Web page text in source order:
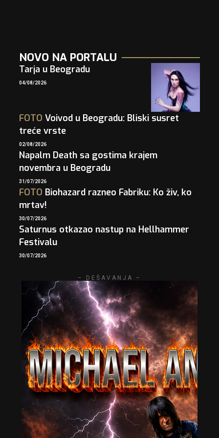
NOVO NA PORTALU
Tarja u Beogradu
04/08/2026
FOTO Voivod u Beogradu: Bliski susret
treće vrste
02/08/2026
Napalm Death sa gostima krajem
novembra u Beogradu
31/07/2026
FOTO Biohazard razneo Fabriku: Ko živ, ko
mrtav!
30/07/2026
Saturnus otkazao nastup na Hellhammer
Festivalu
30/07/2026
– DEŠAVANJA –